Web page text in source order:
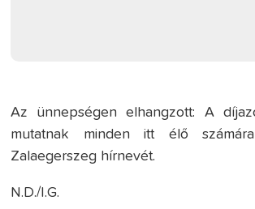
Az ünnepségen elhangzott: A
mutatnak minden itt élő
Zalaegerszeg hírnevét.
N.D./I.G.